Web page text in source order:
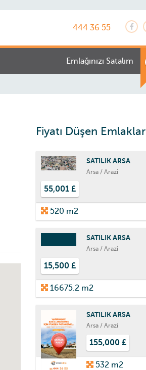
444 36 55
Emlağınızı Satalım
Fiyatı Düşen Emlaklar
SATILIK ARSA
Arsa / Arazi
55,001 £
520 m2
SATILIK ARSA
Arsa / Arazi
15,500 £
16675.2 m2
SATILIK ARSA
Arsa / Arazi
155,000 £
532 m2